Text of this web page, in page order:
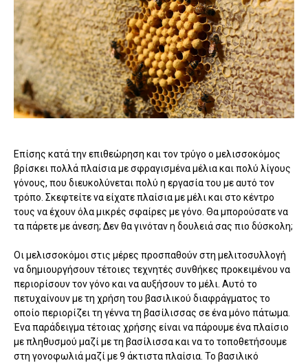
Επίσης κατά την επιθεώρηση και τον τρύγο ο μελισσοκόμος
βρίσκει πολλά πλαίσια με σφραγισμένα μέλια και πολύ λίγους
γόνους, που διευκολύνεται πολύ η εργασία του με αυτό τον
τρόπο. Σκεφτείτε να είχατε πλαίσια με μέλι και στο κέντρο
τους να έχουν όλα μικρές σφαίρες με γόνο. Θα μπορούσατε να
τα πάρετε με άνεση; Δεν θα γινόταν η δουλειά σας πιο δύσκολη;
Οι μελισσοκόμοι στις μέρες προσπαθούν στη μελιτοσυλλογή
να δημιουργήσουν τέτοιες τεχνητές συνθήκες προκειμένου να
περιορίσουν τον γόνο και να αυξήσουν το μέλι. Αυτό το
πετυχαίνουν με τη χρήση του βασιλικού διαφράγματος το
οποίο περιορίζει τη γέννα τη βασίλισσας σε ένα μόνο πάτωμα.
Ένα παράδειγμα τέτοιας χρήσης είναι να πάρουμε ένα πλαίσιο
με πληθυσμού μαζί με τη βασίλισσα και να το τοποθετήσουμε
στη γονοφωλιά μαζί με 9 άκτιστα πλαίσια. Το βασιλικό